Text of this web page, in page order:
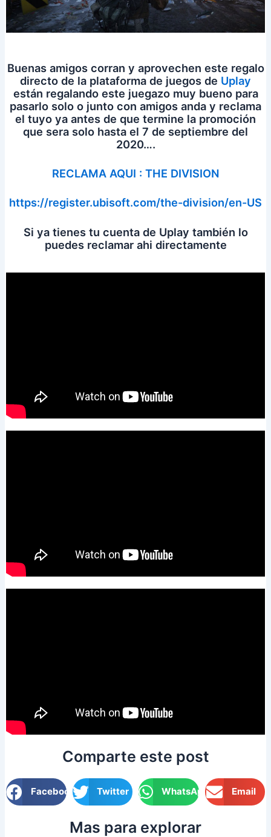
Buenas amigos corran y aprovechen este regalo
directo de la plataforma de juegos de Uplay
están regalando este juegazo muy bueno para
pasarlo solo o junto con amigos anda y reclama
el tuyo ya antes de que termine la promoción
que sera solo hasta el 7 de septiembre del
2020….
RECLAMA AQUI : THE DIVISION
https://register.ubisoft.com/the-division/en-US
Si ya tienes tu cuenta de Uplay también lo
puedes reclamar ahi directamente
Comparte este post
Facebook Twitter WhatsApp Email
Mas para explorar